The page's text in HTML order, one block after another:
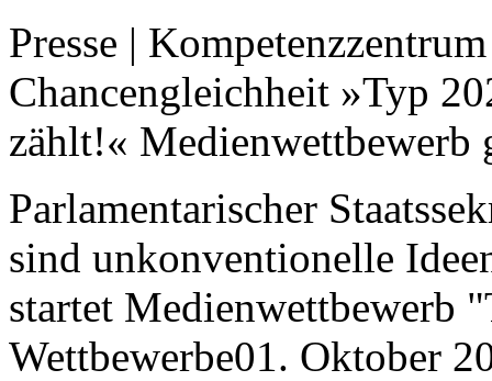
Presse |
Chancengleichheit »Typ
zählt!« Medienwettbewerb
Parlamentarischer
sind unkonventionelle
startet Medienwettbewerb
Wettbewerbe01. Oktober